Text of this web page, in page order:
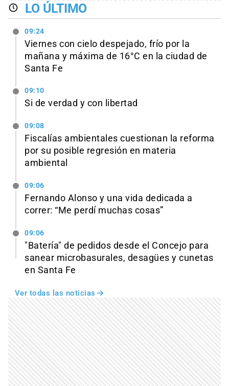
LO ÚLTIMO
09:24
Viernes con cielo despejado, frío por la
mañana y máxima de 16°C en la ciudad de
Santa Fe
09:10
Si de verdad y con libertad
09:08
Fiscalías ambientales cuestionan la reforma
por su posible regresión en materia
ambiental
09:06
Fernando Alonso y una vida dedicada a
correr: “Me perdí muchas cosas”
09:06
"Batería" de pedidos desde el Concejo para
sanear microbasurales, desagües y cunetas
en Santa Fe
Ver todas las noticias